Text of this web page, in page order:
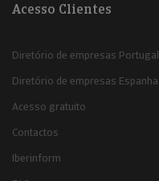
Acesso Clientes
Diretório de empresas Portugal
Diretório de empresas Espanha
Acesso gratuito
Contactos
Iberinform